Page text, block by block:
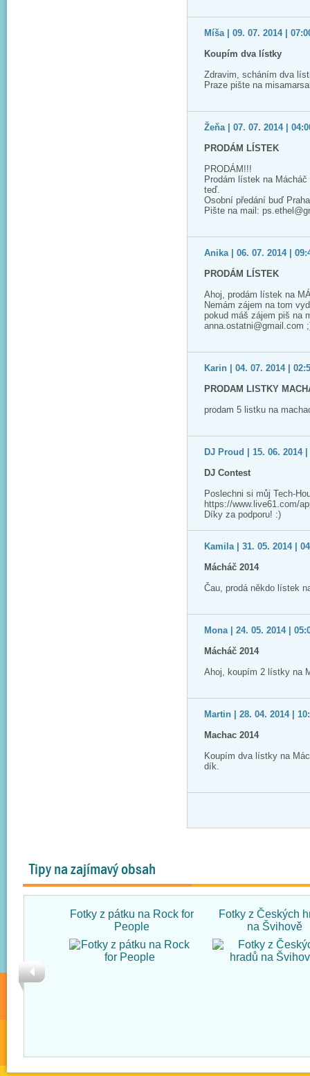
Míša | 09. 07. 2014 |
Koupím dva lístky
Zdravim, scháním dva
Praze pište na
Žeňa | 07. 07. 2014 |
PRODÁM LÍSTEK
PRODÁM!!!
Prodám lístek na
teď.
Osobní předání buď
Pište na mail:
Anika | 06. 07. 2014 |
PRODÁM LÍSTEK
Ahoj, prodám lístek na
Nemám zájem na tom
pokud máš zájem piš na
anna.ostatni@gmail.com
Karin | 04. 07. 2014 |
PRODAM LISTKY
prodam 5 listku na
DJ Proud | 15. 06. 2014 |
DJ Contest
Poslechni si můj Tech-
https://www.live61.com/
Díky za podporu! :)
Kamila | 31. 05. 2014 |
Mácháč 2014
Čau, prodá někdo lístek
Mona | 24. 05. 2014 |
Mácháč 2014
Ahoj, koupím 2 lístky na
Martin | 28. 04. 2014 |
Machac 2014
Koupím dva lístky na
dík.
Tipy na zajímavý obsah
Fotky z pátku na Rock for
People
Fotky z Českých
na Švihově